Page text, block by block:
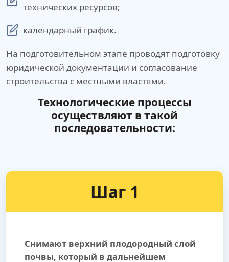
технических ресурсов;
календарный график.
На подготовительном этапе проводят подготовку
юридической документации и согласование
строительства с местными властями.
Технологические процессы
осуществляют в такой
последовательности:
Шаг 1
Снимают верхний плодородный слой
почвы, который в дальнейшем